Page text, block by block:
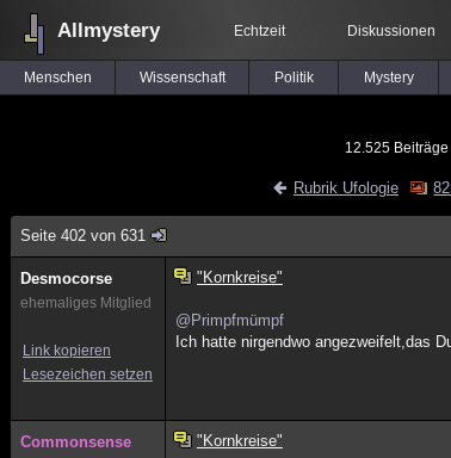
Allmystery Echtzeit Diskussionen
Menschen Wissenschaft Politik Mystery
12.525 Beiträge
Rubrik Ufologie
Seite 402 von 631
Desmocorse
ehemaliges Mitglied
Link kopieren
Lesezeichen setzen
"Kornkreise"
@Primpfmümpf
Ich hatte nirgendwo angezweifelt,das
Commonsense "Kornkreise"